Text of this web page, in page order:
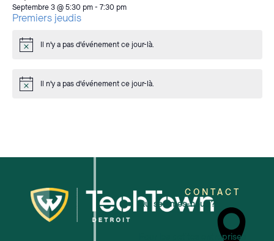
Septembre 3 @ 5:30 pm- 7:30 pm
Premiers jeudis
Avis Il n'y a pas d'événement ce jour-là.
Avis Il n'y a pas d'événement ce jour-là.
Qui sommes-nous ?
Pour les petites entreprises
CONTACT